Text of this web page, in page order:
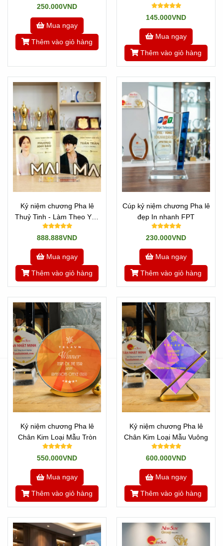
ỷ niệm chương đẹp
Tham khảoVề Chúng Tôi
Hoặc quay về Trang chủ
250.000VND
Mua ngay
Thêm vào giỏ hàng
145.000VND
Mua ngay
Thêm vào giỏ hàng
Kỷ niệm chương Pha lê
Thuỷ Tinh - Làm Theo Yêu
Cầu Phim Mai Trấn Thành
888.888VND
Mua ngay
Thêm vào giỏ hàng
Cúp kỷ niệm chương Pha lê
đẹp In nhanh FPT
230.000VND
Mua ngay
Thêm vào giỏ hàng
Kỷ niệm chương Pha lê
Chân Kim Loại Mẫu Tròn
550.000VND
Mua ngay
Thêm vào giỏ hàng
Kỷ niệm chương Pha lê
Chân Kim Loại Mẫu Vuông
600.000VND
Mua ngay
Thêm vào giỏ hàng